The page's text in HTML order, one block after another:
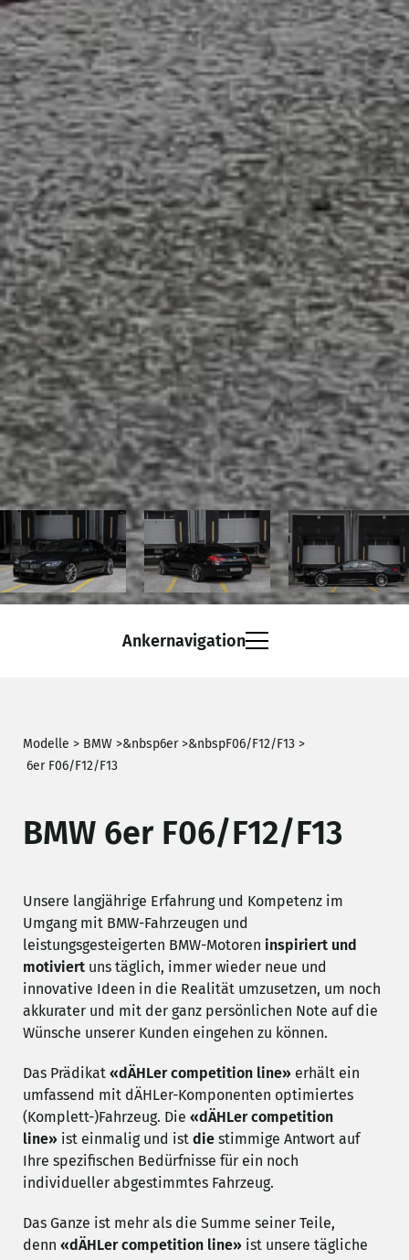
JETZT ANFRAGEN
Ankernavigation
Modelle > BMW >&nbsp6er>&nbspF06/F12/F13 >
6er F06/F12/F13
BMW 6er F06/F12/F13
Unsere langjährige Erfahrung und Kompetenz im
Umgang mit BMW-Fahrzeugen und
leistungsgesteigerten BMW-Motoren inspiriert und
motiviert uns täglich, immer wieder neue und
innovative Ideen in die Realität umzusetzen, um noch
akkurater und mit der ganz persönlichen Note auf die
Wünsche unserer Kunden eingehen zu können.
Das Prädikat «dÄHLer competition line» erhält ein
umfassend mit dÄHLer-Komponenten optimiertes
(Komplett-)Fahrzeug. Die «dÄHLer competition
line» ist einmalig und ist die stimmige Antwort auf
Ihre spezifischen Bedürfnisse für ein noch
individueller abgestimmtes Fahrzeug.
Das Ganze ist mehr als die Summe seiner Teile,
denn «dÄHLer competition line» ist unsere tägliche